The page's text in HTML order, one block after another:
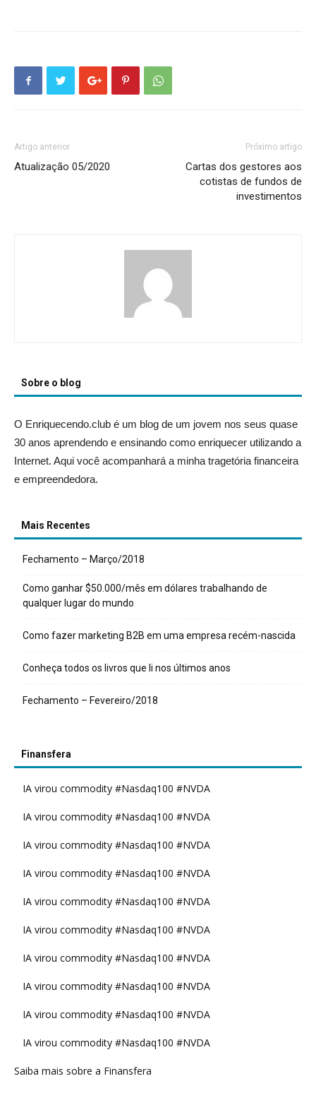
Artigo anterior
Atualização 05/2020
Próximo artigo
Cartas dos gestores aos
cotistas de fundos de
investimentos
Sobre o blog
O Enriquecendo.club é um blog de um jovem nos seus quase
30 anos aprendendo e ensinando como enriquecer utilizando a
Internet. Aqui você acompanhará a minha tragetória financeira
e empreendedora.
Mais Recentes
Fechamento – Março/2018
Como ganhar $50.000/mês em dólares trabalhando de
qualquer lugar do mundo
Como fazer marketing B2B em uma empresa recém-nascida
Conheça todos os livros que li nos últimos anos
Fechamento – Fevereiro/2018
Finansfera
IA virou commodity #Nasdaq100 #NVDA
IA virou commodity #Nasdaq100 #NVDA
IA virou commodity #Nasdaq100 #NVDA
IA virou commodity #Nasdaq100 #NVDA
IA virou commodity #Nasdaq100 #NVDA
IA virou commodity #Nasdaq100 #NVDA
IA virou commodity #Nasdaq100 #NVDA
IA virou commodity #Nasdaq100 #NVDA
IA virou commodity #Nasdaq100 #NVDA
IA virou commodity #Nasdaq100 #NVDA
Saiba mais sobre a Finansfera